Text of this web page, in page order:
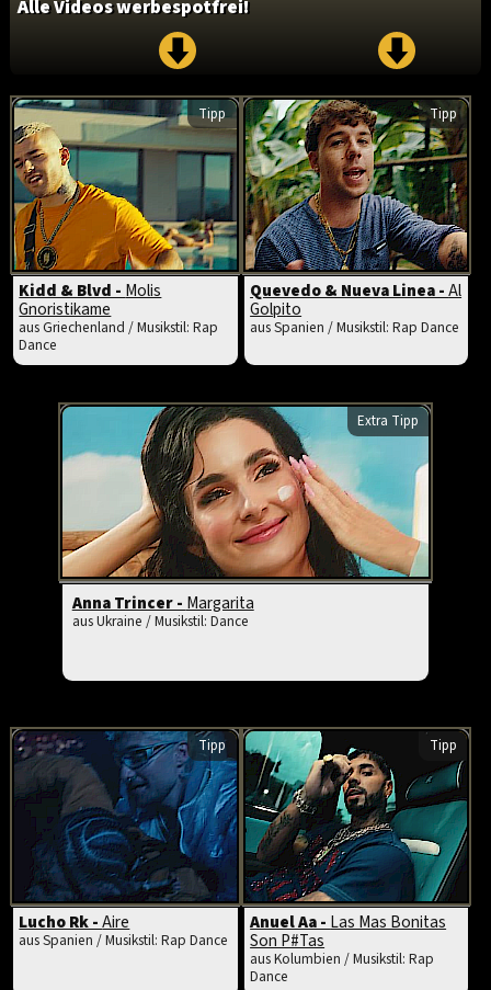
Alle Videos werbespotfrei!
Tipp
Kidd & Blvd - Molis
Gnoristikame
aus Griechenland / Musikstil: Rap
Dance
Tipp
Quevedo & Nueva Linea -Al
Golpito
aus Spanien / Musikstil: Rap Dance
Extra Tipp
Anna Trincer - Margarita
aus Ukraine / Musikstil: Dance
Tipp
Lucho Rk -Aire
aus Spanien / Musikstil: Rap Dance
Tipp
Anuel Aa -Las Mas Bonitas
Son P#Tas
aus Kolumbien / Musikstil: Rap
Dance